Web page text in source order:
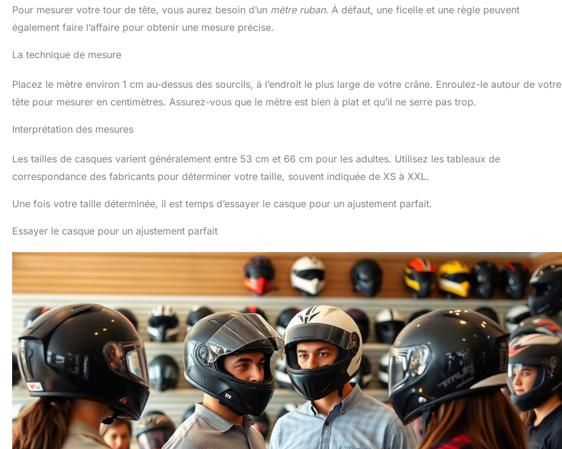
Pour mesurer votre tour de tête, vous aurez besoin d’un mètre ruban. À défaut, une ficelle et une règle peuvent
également faire l’affaire pour obtenir une mesure précise.
La technique de mesure
Placez le mètre environ 1 cm au-dessus des sourcils, à l’endroit le plus large de votre crâne. Enroulez-le autour de votre
tête pour mesurer en centimètres. Assurez-vous que le mètre est bien à plat et qu’il ne serre pas trop.
Interprétation des mesures
Les tailles de casques varient généralement entre 53 cm et 66 cm pour les adultes. Utilisez les tableaux de
correspondance des fabricants pour déterminer votre taille, souvent indiquée de XS à XXL.
Une fois votre taille déterminée, il est temps d’essayer le casque pour un ajustement parfait.
Essayer le casque pour un ajustement parfait